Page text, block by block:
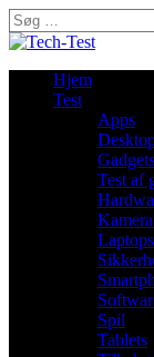
Søg
efter:
Hjem
Test
Apps
Gadgets
Test af
Laptops
Spil
Tablets